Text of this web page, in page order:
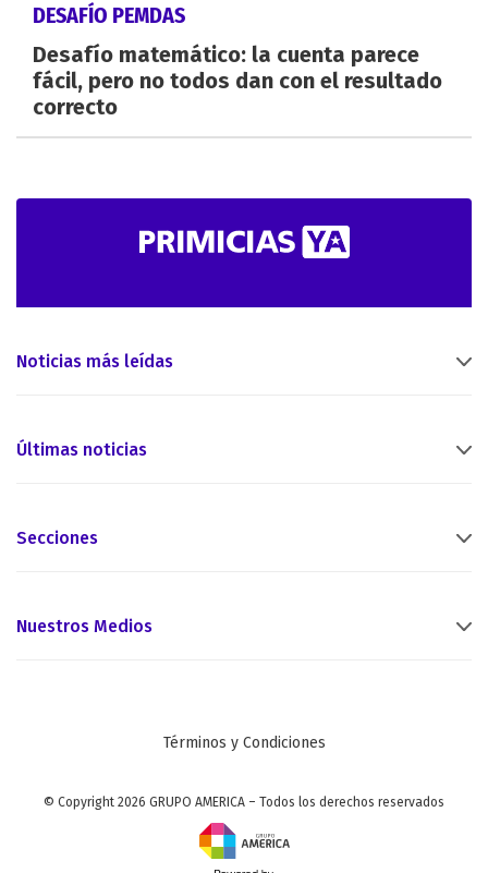
DESAFÍO PEMDAS
Desafío matemático: la cuenta parece
fácil, pero no todos dan con el resultado
correcto
Noticias más leídas
Últimas noticias
Secciones
Nuestros Medios
Términos y Condiciones
© Copyright 2026 GRUPO AMERICA – Todos los derechos reservados